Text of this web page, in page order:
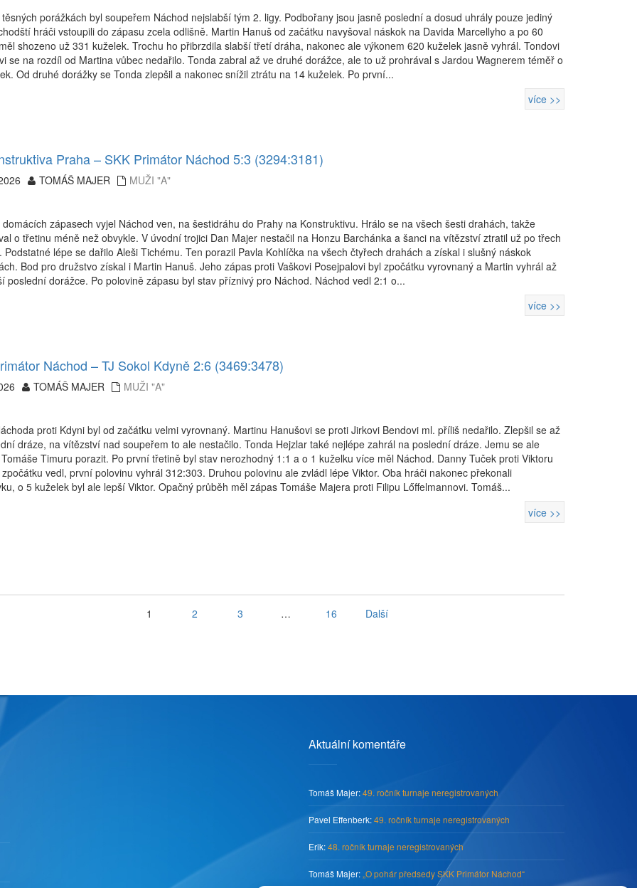
porážkách byl soupeřem Náchod nejslabší tým 2. ligy. Podbořany jsou jasně poslední a dosud uhrály pouze jediný
hráči vstoupili do zápasu zcela odlišně. Martin Hanuš od začátku navyšoval náskok na Davida Marcellyho a po 60
shozeno už 331 kuželek. Trochu ho přibrzdila slabší třetí dráha, nakonec ale výkonem 620 kuželek jasně vyhrál. Tondovi
se na rozdíl od Martina vůbec nedařilo. Tonda zabral až ve druhé dorážce, ale to už prohrával s Jardou Wagnerem téměř o
Od druhé dorážky se Tonda zlepšil a nakonec snížil ztrátu na 14 kuželek. Po první...
více >>
Praha – SKK Primátor Náchod 5:3 (3294:3181)
TOMÁŠ MAJER MUŽI "A"
domácích zápasech vyjel Náchod ven, na šestidráhu do Prahy na Konstruktivu. Hrálo se na všech šesti drahách, takže
o třetinu méně než obvykle. V úvodní trojici Dan Majer nestačil na Honzu Barchánka a šanci na vítězství ztratil už po třech
Podstatné lépe se dařilo Aleši Tichému. Ten porazil Pavla Kohlíčka na všech čtyřech drahách a získal i slušný náskok
Bod pro družstvo získal i Martin Hanuš. Jeho zápas proti Vaškovi Posejpalovi byl zpočátku vyrovnaný a Martin vyhrál až
poslední dorážce. Po polovině zápasu byl stav příznivý pro Náchod. Náchod vedl 2:1 o...
více >>
Náchod – TJ Sokol Kdyně 2:6 (3469:3478)
TOMÁŠ MAJER MUŽI "A"
proti Kdyni byl od začátku velmi vyrovnaný. Martinu Hanušovi se proti Jirkovi Bendovi ml. příliš nedařilo. Zlepšil se až
dráze, na vítězství nad soupeřem to ale nestačilo. Tonda Hejzlar také nejlépe zahrál na poslední dráze. Jemu se ale
Timuru porazit. Po první třetině byl stav nerozhodný 1:1 a o 1 kuželku více měl Náchod. Danny Tuček proti Viktoru
vedl, první polovinu vyhrál 312:303. Druhou polovinu ale zvládl lépe Viktor. Oba hráči nakonec překonali
o 5 kuželek byl ale lepší Viktor. Opačný průběh měl zápas Tomáše Majera proti Filipu Lőffelmannovi. Tomáš...
více >>
1 2 3 … 16 Další
Aktuální komentáře
Tomáš Majer:49. ročník turnaje neregistrovaných
Pavel Effenberk:49. ročník turnaje neregistrovaných
Erik:48. ročník turnaje neregistrovaných
Tomáš Majer: „O pohár předsedy SKK Primátor Náchod“